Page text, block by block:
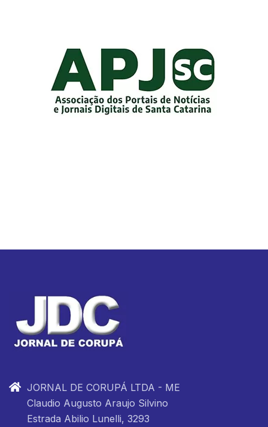
JORNAL DE CORUPÁ LTDA - ME
Claudio Augusto Araujo Silvino
Estrada Abilio Lunelli, 3293